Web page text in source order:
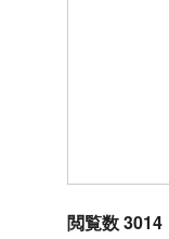
閲覧数 3014